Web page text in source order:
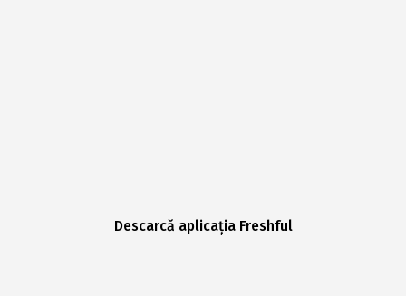
Descarcă aplicația Freshful